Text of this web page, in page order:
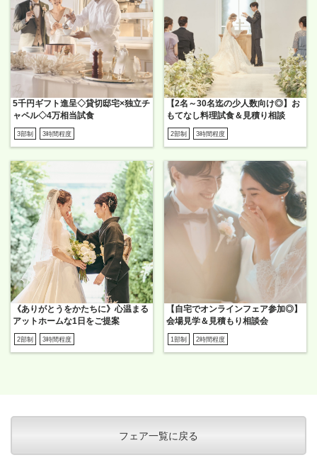
5千円ギフト進呈◇貸切邸宅×独立チ
ャペル◇4万相当試食
3部制 3時間程度
【2名～30名迄の少人数向け◎】お
もてなし料理試食＆見積り相談
2部制 3時間程度
《ありがとうをかたちに》心温まる
アットホームな1日をご提案
2部制 3時間程度
【自宅でオンラインフェア参加◎】
会場見学＆見積もり相談会
1部制 2時間程度
フェア一覧に戻る